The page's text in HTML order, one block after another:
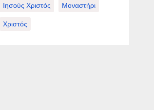
Ιησούς Χριστός Μοναστήρι
Χριστός